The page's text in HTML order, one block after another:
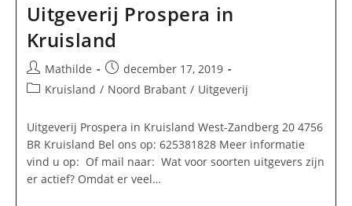
Uitgeverij Prospera in
Kruisland
Bericht
auteur:
Mathilde
Bericht
gepubliceerd
december 17, 2019
Berichtcategorie:
Kruisland / Noord Brabant / Uitgeverij
Uitgeverij Prospera in Kruisland West-Zandberg 20 4756
BR Kruisland Bel ons op: 625381828 Meer informatie
vind u op: Of mail naar: Wat voor soorten uitgevers zijn
er actief? Omdat er veel…